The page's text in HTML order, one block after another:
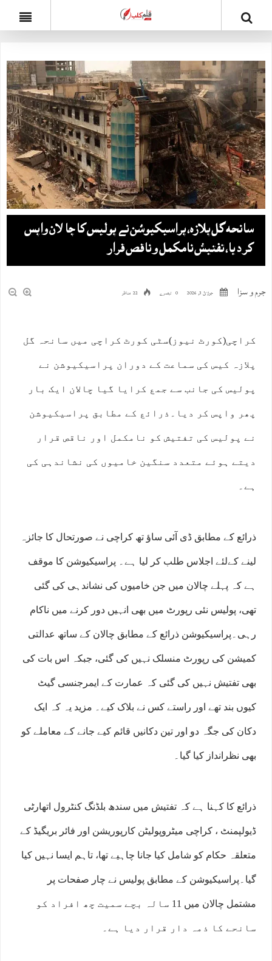
سانحہ گل پلازہ، پراسیکیوشن نے پولیس کا چالان واپس
کر دیا، تفتیش نامکمل و ناقص قرار
جرم و سزا جولائ 3, 2026 0 تبصرے 22 مناظر
کراچی(کورٹ نیوز)سٹی کورٹ کراچی میں سانحہ گل
پلازہ کیس کی سماعت کے دوران پراسیکیوشن نے
پولیس کی جانب سے جمع کرایا گیا چالان ایک بار
پھر واپس کر دیا۔ذرائع کے مطابق پراسیکیوشن
نے پولیس کی تفتیش کو نامکمل اور ناقص قرار
دیتے ہوئے متعدد سنگین خامیوں کی نشاندہی کی
ہے۔
ذرائع کے مطابق ڈی آئی ساﺅ تھ کراچی نے صورتحال کا جائزہ
لینے کےلئے اجلاس طلب کر لیا ہے۔ پراسیکیوشن کا موقف
ہے کہ پہلے چالان میں جن خامیوں کی نشاندہی کی گئی
تھی، پولیس نئی رپورٹ میں بھی انہیں دور کرنے میں ناکام
رہی۔پراسیکیوشن ذرائع کے مطابق چالان کے ساتھ عدالتی
کمیشن کی رپورٹ منسلک نہیں کی گئی، جبکہ اس بات کی
بھی تفتیش نہیں کی گئی کہ عمارت کے ایمرجنسی گیٹ
کیوں بند تھے اور راستے کس نے بلاک کیے۔ مزید یہ کہ ایک
دکان کی جگہ دو اور تین دکانیں قائم کیے جانے کے معاملے کو
بھی نظرانداز کیا گیا۔
ذرائع کا کہنا ہے کہ تفتیش میں سندھ بلڈنگ کنٹرول اتھارٹی
ڈیولپمنٹ ، کراچی میٹروپولیٹن کارپوریشن اور فائر بریگیڈ کے
متعلقہ حکام کو شامل کیا جانا چاہیے تھا، تاہم ایسا نہیں کیا
گیا۔پراسیکیوشن کے مطابق پولیس نے چار صفحات پر
مشتمل چالان میں 11 سالہ بچے سمیت چھ افراد کو
سانحے کا ذمہ دار قرار دیا ہے۔